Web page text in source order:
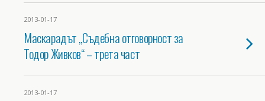
2013-01-17
Маскарадът „Съдебна отговорност за
Тодор Живков“ – трета част
2013-01-17